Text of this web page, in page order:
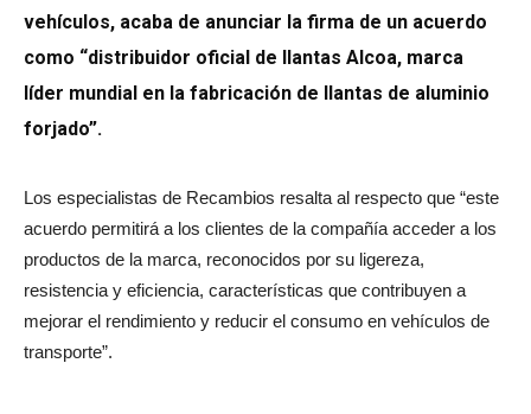
vehículos, acaba de anunciar la firma de un acuerdo
como “distribuidor oficial de llantas Alcoa, marca
líder mundial en la fabricación de llantas de aluminio
forjado”.
Los especialistas de Recambios resalta al respecto que “este
acuerdo permitirá a los clientes de la compañía acceder a los
productos de la marca, reconocidos por su ligereza,
resistencia y eficiencia, características que contribuyen a
mejorar el rendimiento y reducir el consumo en vehículos de
transporte”.